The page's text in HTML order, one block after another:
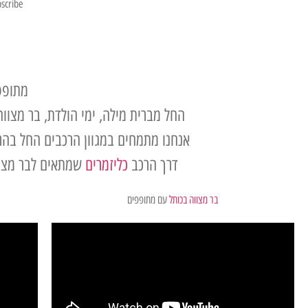
החל מברית מילה, ימי הולדת, בר
אנחנו מתמחים במגוון הרכבים החל בהרכב של 2 מתופפים לאירועים קטנים כמו בר מצווה
דרך הרכב כליזמרים שמתאים לבר
בר מצווה בכותלעם מתופפים